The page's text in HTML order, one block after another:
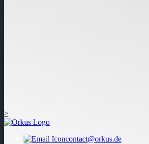
>
contact@orkus.de